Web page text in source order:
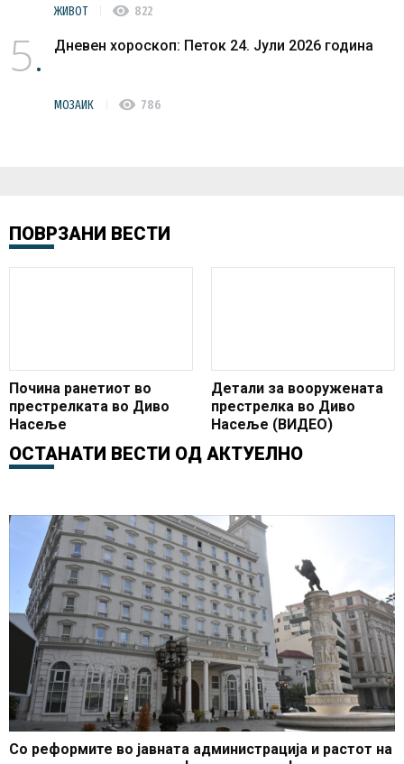
ЖИВОТ visibility 822
5 Дневен хороскоп: Петок 24. Јули 2026 година
МОЗАИК visibility 786
ПОВРЗАНИ ВЕСТИ
Почина ранетиот во
престрелката во Диво
Насеље
Детали за вооружената
престрелка во Диво
Насеље (ВИДЕО)
ОСТАНАТИ ВЕСТИ ОД АКТУЕЛНО
Со реформите во јавната администрација и растот на